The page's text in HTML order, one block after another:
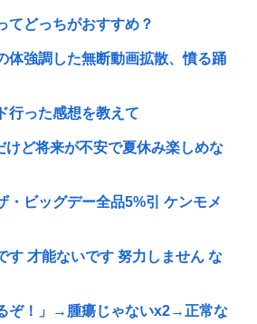
てどっちがおすすめ？
体強調した無断動画拡散、憤る踊
行った感想を教えて
けど将来が不安で夏休み楽しめな
・ビッグデー全品5%引 ケンモメ
す 才能ないです 努力しません な
ぞ！」→腫瘍じゃないx2→正常な